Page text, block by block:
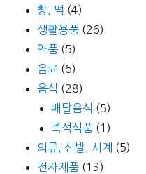
빵, 떡 (4)
생활용품 (26)
약품 (5)
음료 (6)
음식 (28)
배달음식 (5)
즉석식품 (1)
의류, 신발, 시계 (5)
전자제품 (13)